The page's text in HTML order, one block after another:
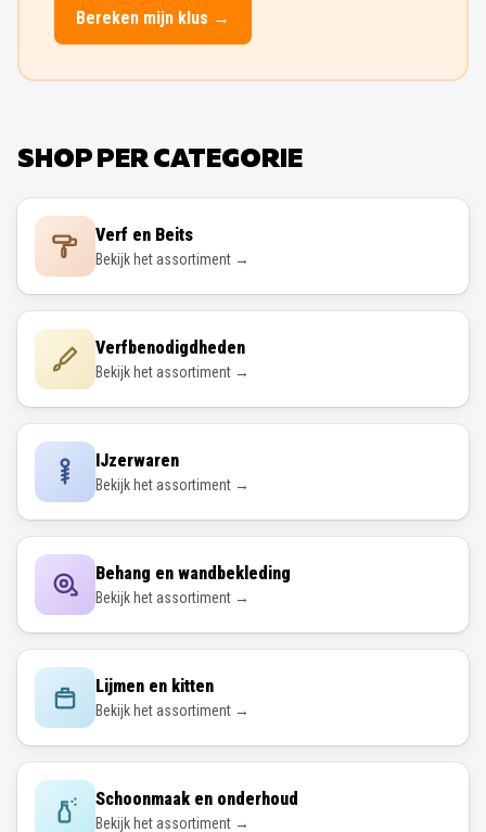
Bereken mijn klus →
SHOP PER CATEGORIE
Verf en Beits
Bekijk het assortiment →
Verfbenodigdheden
Bekijk het assortiment →
IJzerwaren
Bekijk het assortiment →
Behang en wandbekleding
Bekijk het assortiment →
Lijmen en kitten
Bekijk het assortiment →
Schoonmaak en onderhoud
Bekijk het assortiment →